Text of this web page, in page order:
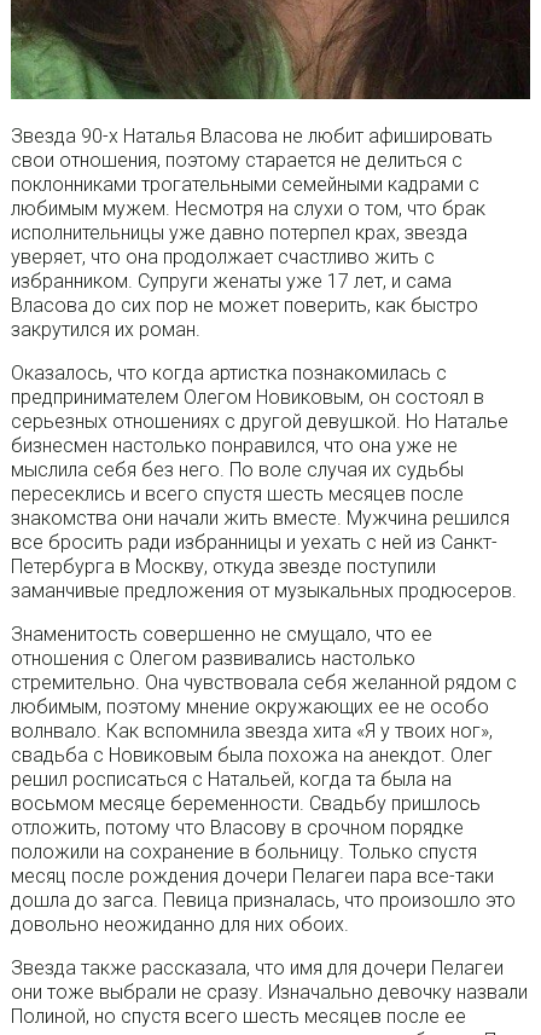
Звезда 90-х Наталья Власова не любит афишировать
свои отношения, поэтому старается не делиться с
поклонниками трогательными семейными кадрами с
любимым мужем. Несмотря на слухи о том, что брак
исполнительницы уже давно потерпел крах, звезда
уверяет, что она продолжает счастливо жить с
избранником. Супруги женаты уже 17 лет, и сама
Власова до сих пор не может поверить, как быстро
закрутился их роман.
Оказалось, что когда артистка познакомилась с
предпринимателем Олегом Новиковым, он состоял в
серьезных отношениях с другой девушкой. Но Наталье
бизнесмен настолько понравился, что она уже не
мыслила себя без него. По воле случая их судьбы
пересеклись и всего спустя шесть месяцев после
знакомства они начали жить вместе. Мужчина решился
все бросить ради избранницы и уехать с ней из Санкт-
Петербурга в Москву, откуда звезде поступили
заманчивые предложения от музыкальных продюсеров.
Знаменитость совершенно не смущало, что ее
отношения с Олегом развивались настолько
стремительно. Она чувствовала себя желанной рядом с
любимым, поэтому мнение окружающих ее не особо
волнвало. Как вспомнила звезда хита «Я у твоих ног»,
свадьба с Новиковым была похожа на анекдот. Олег
решил росписаться с Натальей, когда та была на
восьмом месяце беременности. Свадьбу пришлось
отложить, потому что Власову в срочном порядке
положили на сохранение в больницу. Только спустя
месяц после рождения дочери Пелагеи пара все-таки
дошла до загса. Певица призналась, что произошло это
довольно неожиданно для них обоих.
Звезда также рассказала, что имя для дочери Пелагеи
они тоже выбрали не сразу. Изначально девочку назвали
Полиной, но спустя всего шесть месяцев после ее